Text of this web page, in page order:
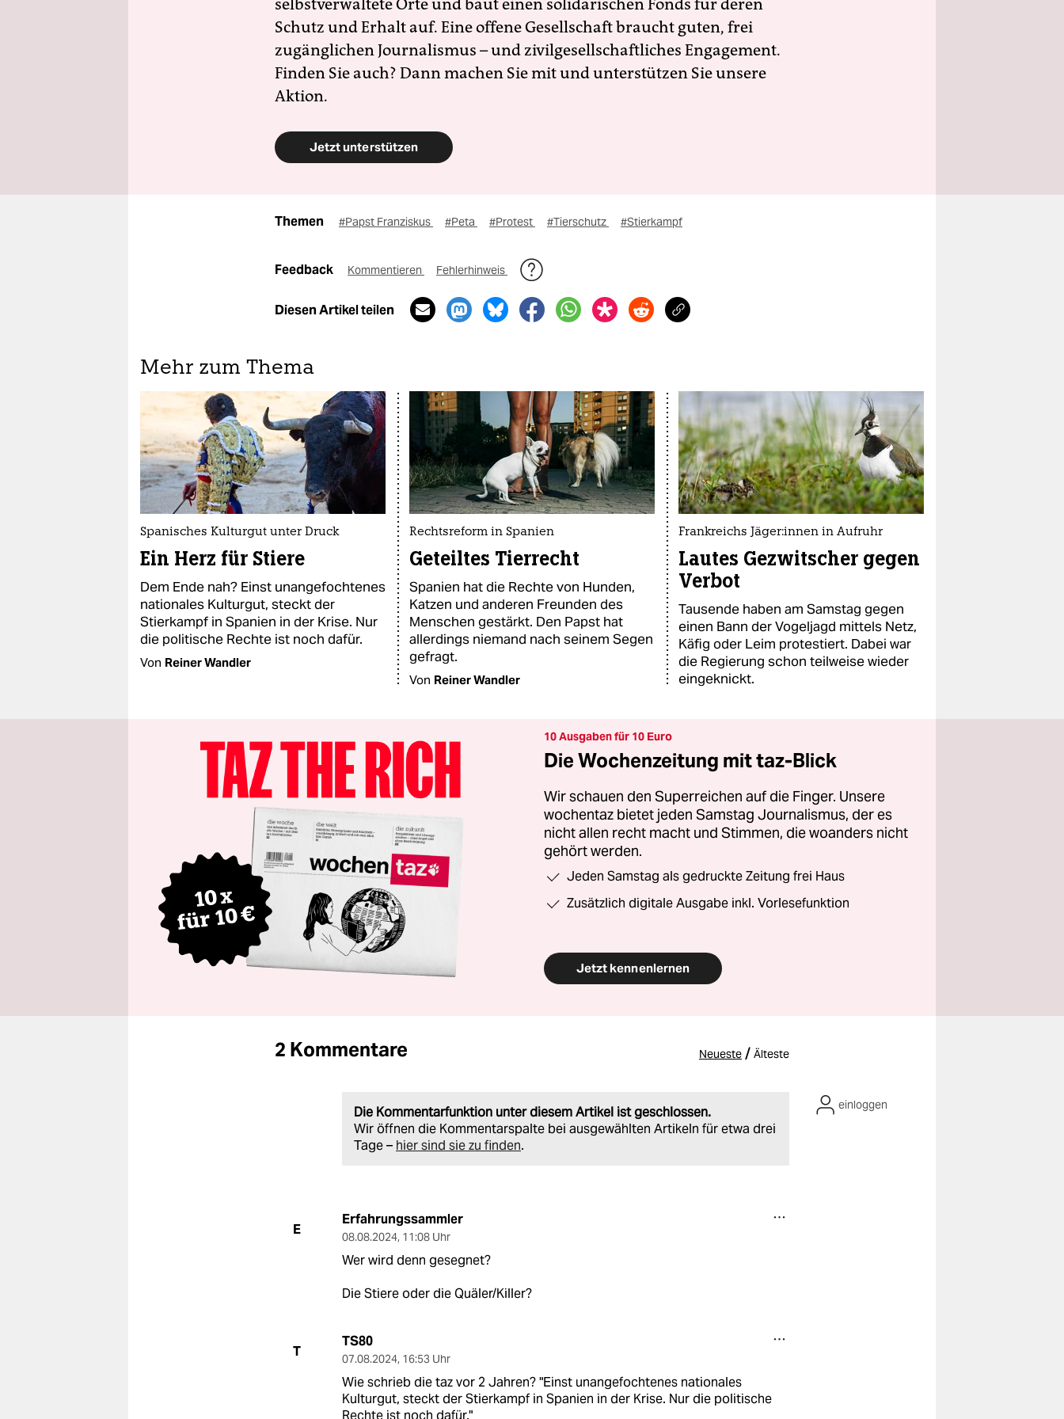
selbstverwaltete Orte und baut einen solidarischen Fonds für deren
Schutz und Erhalt auf. Eine offene Gesellschaft braucht guten, frei
zugänglichen Journalismus – und zivilgesellschaftliches Engagement.
Finden Sie auch? Dann machen Sie mit und unterstützen Sie unsere
Aktion.
Jetzt unterstützen
Themen #Papst Franziskus #Peta #Protest #Tierschutz #Stierkampf
Feedback Kommentieren Fehlerhinweis
Diesen Artikel teilen
Mehr zum Thema
Spanisches Kulturgut unter Druck
Ein Herz für Stiere
Dem Ende nah? Einst unangefochtenes
nationales Kulturgut, steckt der
Stierkampf in Spanien in der Krise. Nur
die politische Rechte ist noch dafür.
Von Reiner Wandler
Rechtsreform in Spanien
Geteiltes Tierrecht
Spanien hat die Rechte von Hunden,
Katzen und anderen Freunden des
Menschen gestärkt. Den Papst hat
allerdings niemand nach seinem Segen
gefragt.
Von Reiner Wandler
Frankreichs Jä­ge­r:in­nen in Aufruhr
Lautes Gezwitscher gegen
Verbot
Tausende haben am Samstag gegen
einen Bann der Vogeljagd mittels Netz,
Käfig oder Leim protestiert. Dabei war
die Regierung schon teilweise wieder
eingeknickt.
10 Ausgaben für 10 Euro
Die Wochenzeitung mit taz-Blick
Wir schauen den Superreichen auf die Finger. Unsere
wochentaz bietet jeden Samstag Journalismus, der es
nicht allen recht macht und Stimmen, die woanders nicht
gehört werden.
Jeden Samstag als gedruckte Zeitung frei Haus
Zusätzlich digitale Ausgabe inkl. Vorlesefunktion
Jetzt kennenlernen
2 Kommentare Neueste / Älteste
Die Kommentarfunktion unter diesem Artikel ist geschlossen.
Wir öffnen die Kommentarspalte bei ausgewählten Artikeln für etwa drei
Tage – hier sind sie zu finden.
einloggen
E
Erfahrungssammler
08.08.2024, 11:08 Uhr
Wer wird denn gesegnet?
Die Stiere oder die Quäler/Killer?
T
TS80
07.08.2024, 16:53 Uhr
Wie schrieb die taz vor 2 Jahren? "Einst unangefochtenes nationales
Kulturgut, steckt der Stierkampf in Spanien in der Krise. Nur die politische
Rechte ist noch dafür."